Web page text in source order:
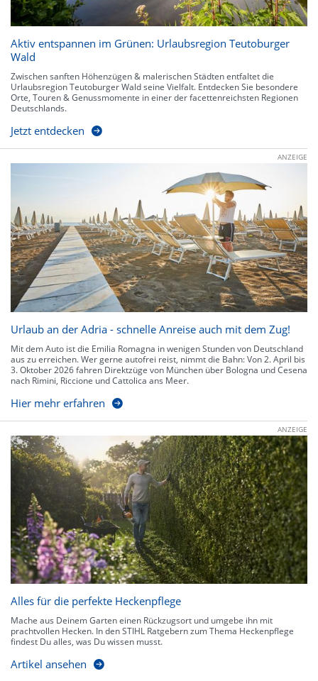
Aktiv entspannen im Grünen: Urlaubsregion Teutoburger
Wald
Zwischen sanften Höhenzügen & malerischen Städten entfaltet die
Urlaubsregion Teutoburger Wald seine Vielfalt. Entdecken Sie besondere
Orte, Touren & Genussmomente in einer der facettenreichsten Regionen
Deutschlands.
Jetzt entdecken
ANZEIGE
Urlaub an der Adria - schnelle Anreise auch mit dem Zug!
Mit dem Auto ist die Emilia Romagna in wenigen Stunden von Deutschland
aus zu erreichen. Wer gerne autofrei reist, nimmt die Bahn: Von 2. April bis
3. Oktober 2026 fahren Direktzüge von München über Bologna und Cesena
nach Rimini, Riccione und Cattolica ans Meer.
Hier mehr erfahren
ANZEIGE
Alles für die perfekte Heckenpflege
Mache aus Deinem Garten einen Rückzugsort und umgebe ihn mit
prachtvollen Hecken. In den STIHL Ratgebern zum Thema Heckenpflege
findest Du alles, was Du wissen musst.
Artikel ansehen